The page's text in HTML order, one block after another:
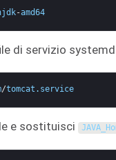
-amd64
di servizio
/tomcat . service
e sostituisci